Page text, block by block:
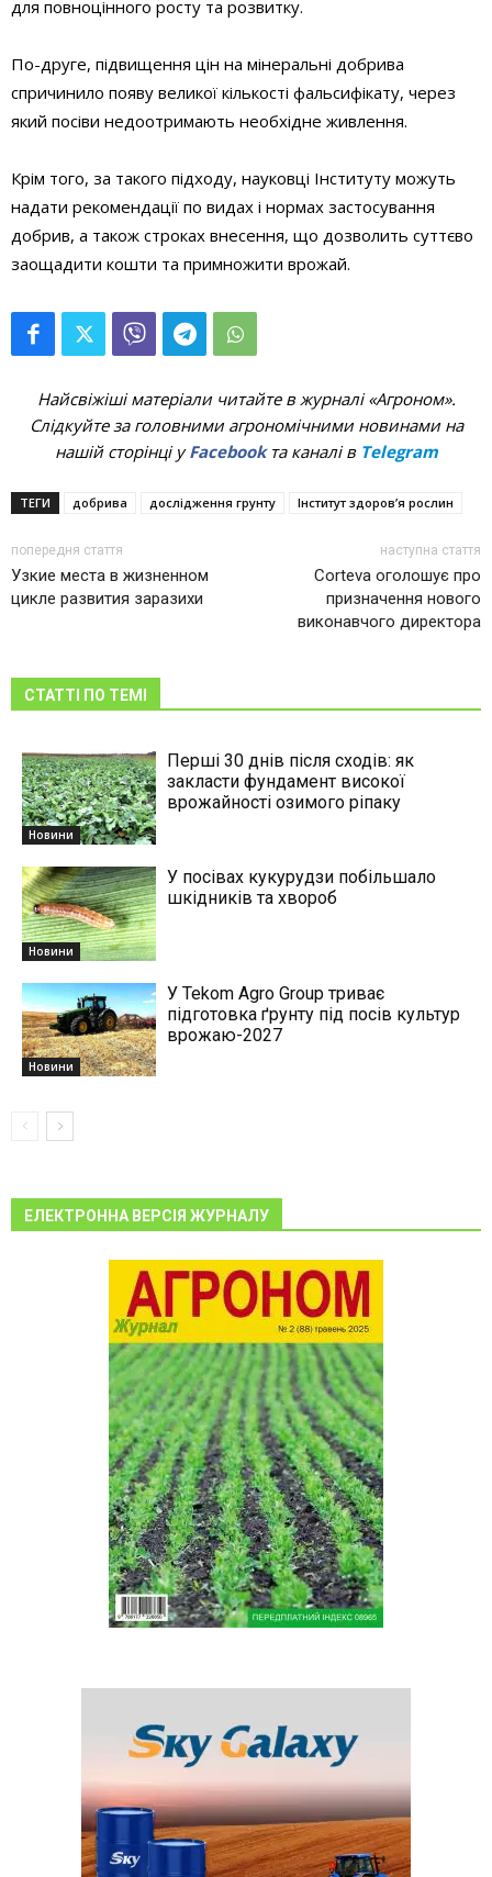
для повноцінного росту та розвитку.
По-друге, підвищення цін на мінеральні добрива
спричинило появу великої кількості фальсифікату, через
який посіви недоотримають необхідне живлення.
Крім того, за такого підходу, науковці Інституту можуть
надати рекомендації по видах і нормах застосування
добрив, а також строках внесення, що дозволить суттєво
заощадити кошти та примножити врожай.
Найсвіжіші матеріали читайте в журналі «Агроном».
Слідкуйте за головними агрономічними новинами на
нашій сторінці уFacebookта каналі в Telegram
ТЕГИ добрива дослідження грунту Інститут здоров’я рослин
попередня стаття
Узкие места в жизненном
цикле развития заразихи
наступна стаття
Corteva оголошує про
призначення нового
виконавчого директора
СТАТТІ ПО ТЕМІ
Новини
Перші 30 днів після сходів: як
закласти фундамент високої
врожайності озимого ріпаку
Новини
У посівах кукурудзи побільшало
шкідників та хвороб
Новини
У Tekom Agro Group триває
підготовка ґрунту під посів культур
врожаю-2027
ЕЛЕКТРОННА ВЕРСІЯ ЖУРНАЛУ